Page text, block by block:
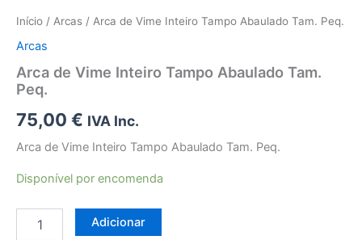
Início / Arcas / Arca de Vime Inteiro Tampo Abaulado Tam. Peq.
Arcas
Arca de Vime Inteiro Tampo Abaulado Tam.
Peq.
75,00 € IVA Inc.
Arca de Vime Inteiro Tampo Abaulado Tam. Peq.
Disponível por encomenda
Adicionar